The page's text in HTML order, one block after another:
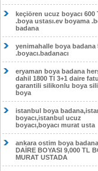
keçiören ucuz boyacı 600
.boya ustası.ev boyama
badana
yenimahalle boya badana
.boyacı.badanacı
eryaman boya badana
dahil 1800 Tl 3+1 daire
garantili silikonlu boya
boya
istanbul boya
boyacı,istanbul ucuz
boyacı,boyacı murat usta
ankara ostim boya
DAİRE BOYASI 9,000 TL
MURAT USTADA